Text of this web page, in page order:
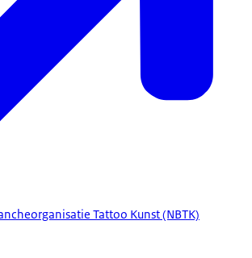
Tattoo Kunst (NBTK)